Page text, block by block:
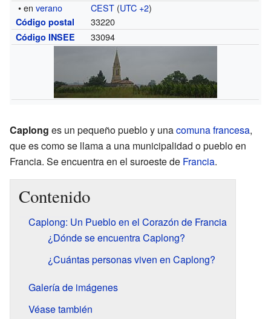
• enverano CEST (UTC +2)
Código postal 33220
Código INSEE 33094
Caplong es un pequeño pueblo y unacomuna francesa,
que es como se llama a una municipalidad o pueblo en
Francia. Se encuentra en el suroeste de Francia.
Contenido
Caplong: Un Pueblo en el Corazón de Francia
¿Dónde se encuentra Caplong?
¿Cuántas personas viven en Caplong?
Galería de imágenes
Véase también